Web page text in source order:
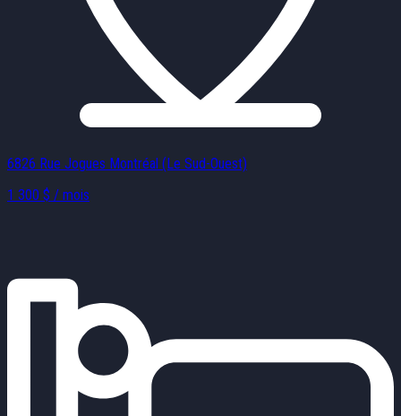
6826 Rue Jogues Montréal (Le Sud-Ouest)
1 300 $ / mois